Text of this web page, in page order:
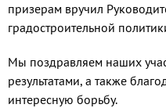
призерам вручил
градостроительной
Мы поздравляем наших
результатами, а также
интересную борьбу.